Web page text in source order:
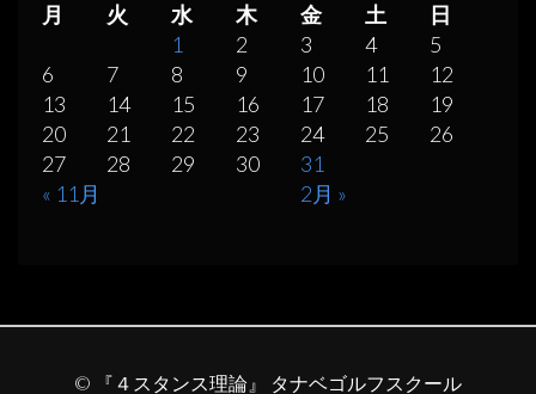
月
火 水 木 金 土 日
« 11月 2月 »
1 2 3 4
5
6
7 8 9 10 11
12
13
14 15 16 17 18
19
20
21 22 23 24 25
26
27
28 29 30 31
© 『４スタンス理論』 タナベゴルフスクール